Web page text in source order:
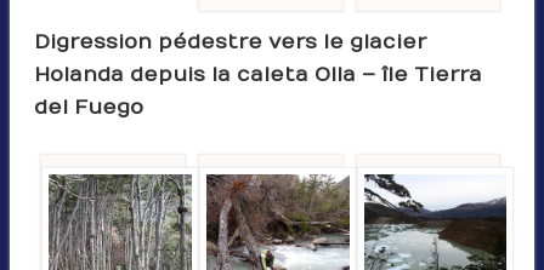
Digression pédestre vers le glacier
Holanda depuis la caleta Olla – île Tierra
del Fuego